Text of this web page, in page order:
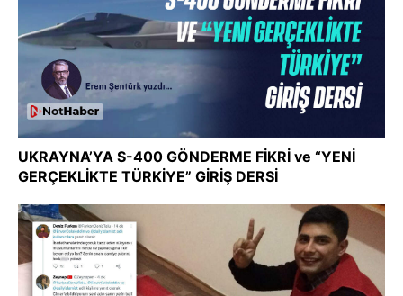
UKRAYNA’YA S-400 GÖNDERME FİKRİ ve “YENİ
GERÇEKLİKTE TÜRKİYE” GİRİŞ DERSİ